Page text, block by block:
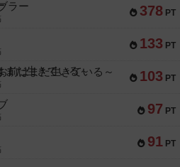
378 PT
ラー
133 PT
103 PT
はまだ生きている～
97 PT
91 PT